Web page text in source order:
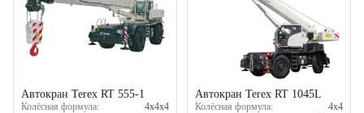
Автокран Terex RT 555-1
Колёсная формула:
4x4x4
Автокран Terex RT 1045L
Колёсная формула:
4x4